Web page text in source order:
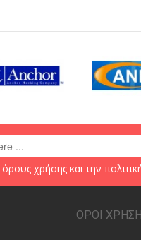
όρους χρήσηςκαι την
ΟΡΟΙ